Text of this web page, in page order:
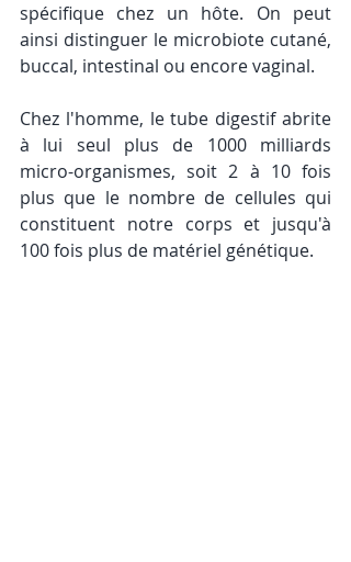
spécifique chez un hôte. On peut
ainsi distinguer le microbiote cutané,
buccal, intestinal ou encore vaginal.
Chez l'homme, le tube digestif abrite
à lui seul plus de 1000 milliards
micro-organismes, soit 2 à 10 fois
plus que le nombre de cellules qui
constituent notre corps et jusqu'à
100 fois plus de matériel génétique.